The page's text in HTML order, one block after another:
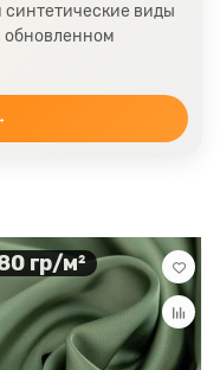
синтетические виды
обновленном
гр/м²